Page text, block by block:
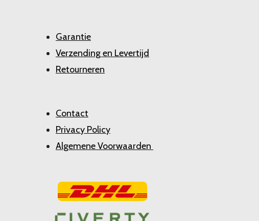
Garantie
Verzending en Levertijd
Retourneren
Contact
Privacy Policy
Algemene Voorwaarden